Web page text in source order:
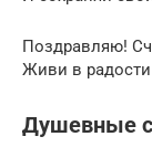
Поздравляю!
Живи в радости
Душевные